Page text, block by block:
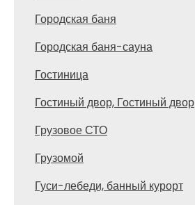
Городская баня
Городская баня-сауна
Гостиница
Гостиный двор, Гостиный двор
Грузовое СТО
Грузомой
Гуси-лебеди, банный курорт